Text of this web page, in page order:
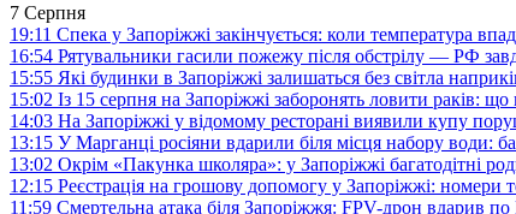
7 Серпня
19:11 Спека у Запоріжжі закінчується: коли температура
16:54 Рятувальники гасили пожежу після обстрілу — РФ
15:55 Які будинки в Запоріжжі залишаться без світла
15:02 Із 15 серпня на Запоріжжі заборонять ловити раків:
14:03 На Запоріжжі у відомому ресторані виявили купу
13:15 У Марганці росіяни вдарили біля місця набору води:
13:02 Окрім «Пакунка школяра»: у Запоріжжі багатодітні
12:15 Реєстрація на грошову допомогу у Запоріжжі: номери
11:59 Смертельна атака біля Запоріжжя: FPV-дрон вдарив